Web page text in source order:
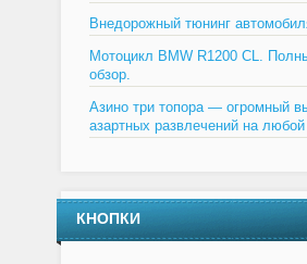
Внедорожный тюнинг
Мотоцикл BMW R1200 CL.
обзор.
Азино три топора — огромный
азартных развлечений на любой
КНОПКИ